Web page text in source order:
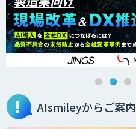
AIsmileyからご案内